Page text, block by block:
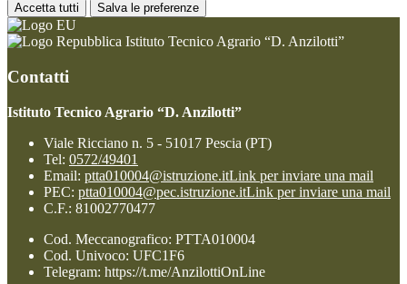
Accetta tutti Salva le preferenze
Istituto Tecnico Agrario “D. Anzilotti”
Contatti
Istituto Tecnico Agrario “D. Anzilotti”
Viale Ricciano n. 5 - 51017 Pescia (PT)
Tel: 0572/49401
Email: ptta010004@istruzione.itLink per inviare una mail
PEC: ptta010004@pec.istruzione.itLink per inviare una mail
C.F.: 81002770477
Cod. Meccanografico: PTTA010004
Cod. Univoco: UFC1F6
Telegram: https://t.me/AnzilottiOnLine